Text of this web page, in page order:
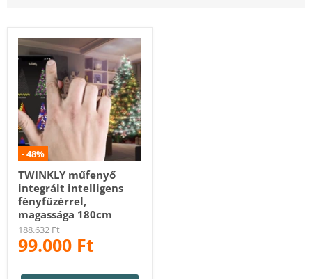
-48%
TWINKLY műfenyő
integrált intelligens
fényfűzérrel,
magassága 180cm
Eredeti
ár
188.632 Ft
Ár
99.000 Ft